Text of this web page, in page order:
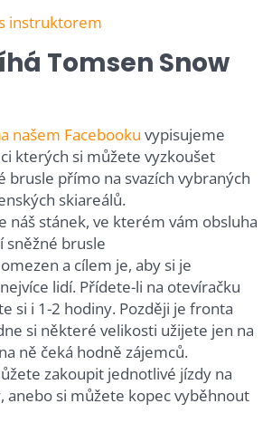
instruktorem
Tomsen Snow
našem Facebooku vypisujeme
kterých si můžete vyzkoušet
brusle přímo na svazích vybraných
skiareálů.
náš stánek, ve kterém vám obsluha
sněžné brusle
a cílem je, aby si je
lidí. Přídete-li na otevíračku
si i 1-2 hodiny. Později je fronta
si některé velikosti užijete jen na
ně čeká hodně zájemců.
zakoupit jednotlivé jízdy na
anebo si můžete kopec vyběhnout